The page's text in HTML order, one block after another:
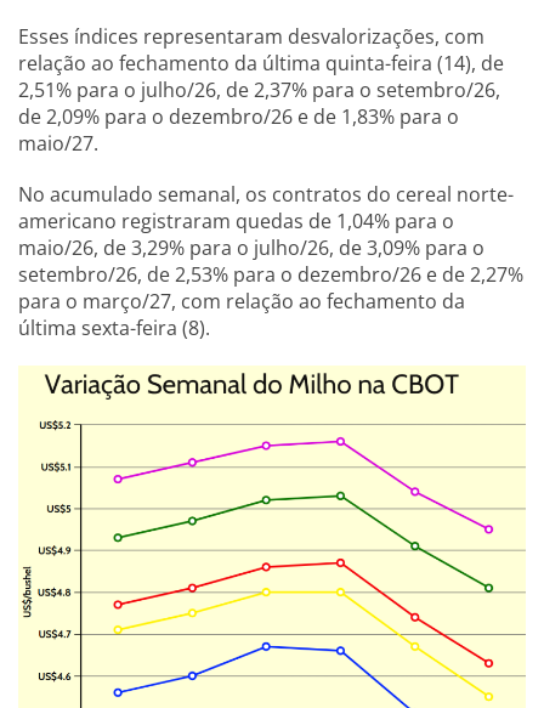
Esses índices representaram desvalorizações, com
relação ao fechamento da última quinta-feira (14), de
2,51% para o julho/26, de 2,37% para o setembro/26,
de 2,09% para o dezembro/26 e de 1,83% para o
maio/27.
No acumulado semanal, os contratos do cereal norte-
americano registraram quedas de 1,04% para o
maio/26, de 3,29% para o julho/26, de 3,09% para o
setembro/26, de 2,53% para o dezembro/26 e de 2,27%
para o março/27, com relação ao fechamento da
última sexta-feira (8).